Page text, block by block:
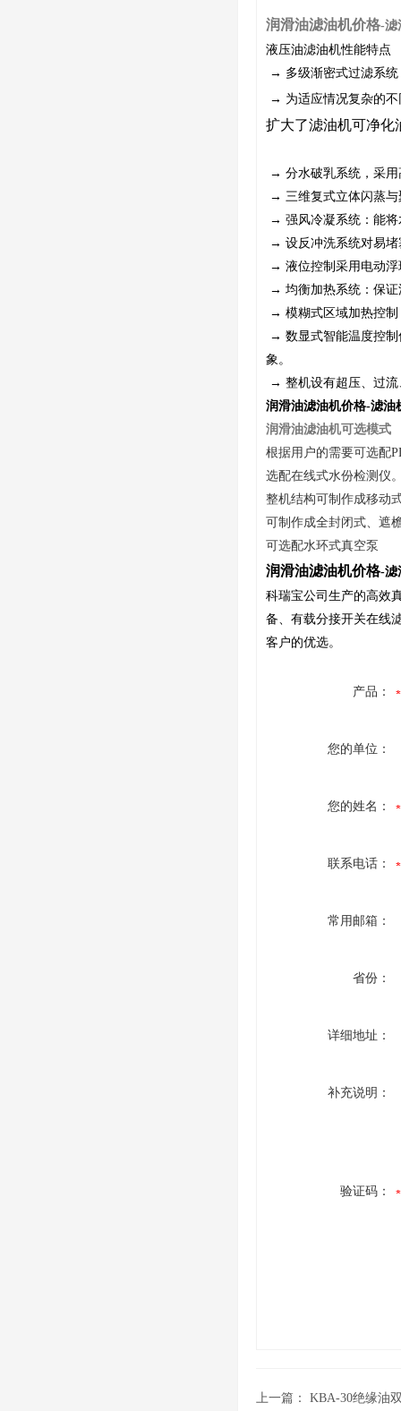
润滑油滤油机价格-滤
液压油滤油机性能特点
→ 多级渐密式过滤系统
→ 为适应情况复杂的
扩大了滤油机可净化
→ 分水破乳系统，采用
→ 三维复式立体闪蒸
→ 强风冷凝系统：能将
→ 设反冲洗系统对易堵
→ 液位控制采用电动浮
→ 均衡加热系统：保证
→ 模糊式区域加热控制
→ 数显式智能温度控制
象。
→ 整机设有超压、过流
润滑油滤油机价格-滤油
润滑油滤油机可选模式
根据用户的需要可选配
选配在线式水份检测仪
整机结构可制作成移动
可制作成全封闭式、遮
可选配水环式真空泵
润滑油滤油机价格-滤
科瑞宝公司生产的高效
备、有载分接开关在线
客户的优选。
产品：
您的单位：
您的姓名：
联系电话：
常用邮箱：
省份：
详细地址：
补充说明：
验证码：
上一篇： KBA-30绝缘油